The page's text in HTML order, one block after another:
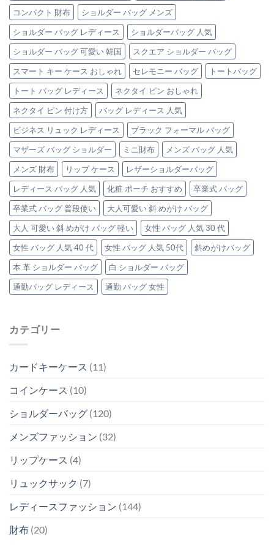
力
は
（エ
ト
ー
プ）
の
本
革
バ
ッ
グ
3
選
は
チ
バ
ッ
グ」
は
を
格
上
げ
す
る、
大
人
愛
い
「極
上
本
革
ト
ー
ト
バ
ッ
グ」
3
選
は
コンパクト 財布
ショルダー バッグ メンズ
ショルダー バッグ レディース
ショルダーバッグ 人気
ショルダー バッグ 可愛い 韓国
スクエア ショルダー バッグ
スマート キー ケース おしゃれ
セレモニー バッグ
トートバッグ
トート バッグ レディース
ネクタイ ピン おしゃれ
ネクタイ ピン 付け方
バッグ レディース 人気
ビジネス リュック レディース
ブラック フォーマル バッグ
マザーズ バッグ ショルダー
ミニ財布
メンズ バッグ 人気
メンズ 財布
リップ ケース
レザーショルダーバッグ
レディース バッグ 人気
化粧 ポーチ おすすめ
卒業式 バッグ
卒業式 バッグ 普段使い
大人可愛い 斜 めがけ バッグ
大人 可愛い 斜 めがけ バッグ 軽い
女性 バッグ 人気 30 代
女性 バッグ 人気 40 代
女性 バッグ 人気 50代
斜めがけバッグ
本 革 ショルダー バッグ
白 ショルダー バッグ
通勤バッグ レディース
通勤 バッグ 女性
カテゴリー
カードキーケース (11)
コインケース (10)
ショルダーバッグ (120)
メンズファッション (32)
リップケース (4)
リュックサック (7)
レディースファッション (144)
財布 (20)